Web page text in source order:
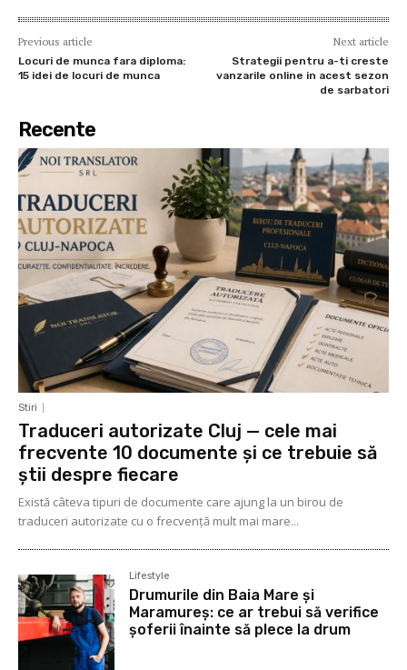
Previous article
Locuri de munca fara diploma:
15 idei de locuri de munca
Next article
Strategii pentru a-ti creste
vanzarile online in acest sezon
de sarbatori
Recente
Stiri
Traduceri autorizate Cluj — cele mai
frecvente 10 documente și ce trebuie să
știi despre fiecare
Există câteva tipuri de documente care ajung la un birou de
traduceri autorizate cu o frecvență mult mai mare...
Lifestyle
Drumurile din Baia Mare și
Maramureș: ce ar trebui să verifice
șoferii înainte să plece la drum